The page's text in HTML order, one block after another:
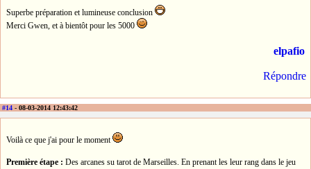
Superbe préparation et lumineuse conclusion
Merci Gwen, et à bientôt pour les 5000
elpafio
Répondre
#14 - 08-03-2014 12:43:42
Voilà ce que j'ai pour le moment
Première étape : Des arcanes su tarot de Marseilles. En prenant les leur rang dans le jeu